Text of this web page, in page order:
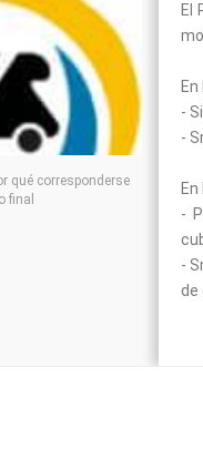
qué corresponderse
final
El
-
-
-
-
de